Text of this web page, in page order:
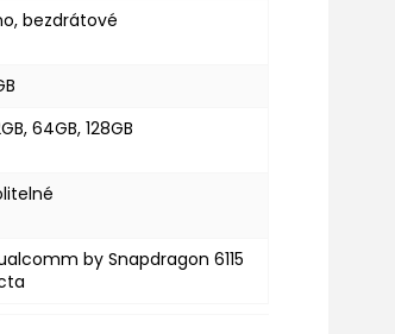
bezdrátové
64GB, 128GB
by Snapdragon 6115